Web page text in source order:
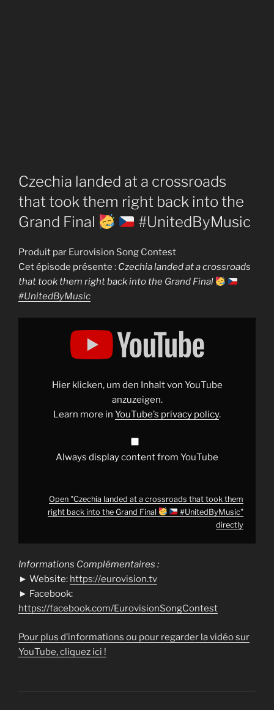
Czechia landed at a crossroads
that took them right back into the
Grand Final
#UnitedByMusic
Produit par Eurovision Song Contest
Cet épisode présente : Czechia landed at a crossroads
that took them right back into the Grand Final
#UnitedByMusic
Display
Hier klicken, um den Inhalt von YouTube
anzuzeigen.
Learn more in YouTube’s privacy policy.
Always display content from YouTube
Open "Czechia landed at a crossroads that took them
right back into the Grand Final
#UnitedByMusic"
directly
Informations Complémentaires :
► Website: https://eurovision.tv
► Facebook:
https://facebook.com/EurovisionSongContest
Pour plus d’informations ou pour regarder la vidéo sur
YouTube, cliquez ici !